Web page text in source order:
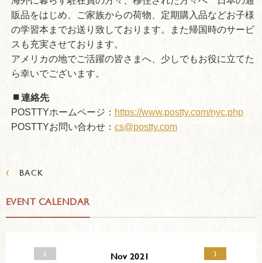
販品をはじめ、ご家族からの荷物、定期購入品などお子様
の学習本までお送り致しております。また帰国時のサービ
スも充実させております。
アメリカの地でご活躍の皆さまへ、少しでもお役に立てた
ら幸いでございます。
連絡先
POSTTYホームページ： https://www.postty.com/nyc.php
POSTTYお問い合わせ： cs@postty.com
‹ BACK
EVENT CALENDAR
‹ Nov 2021 ›